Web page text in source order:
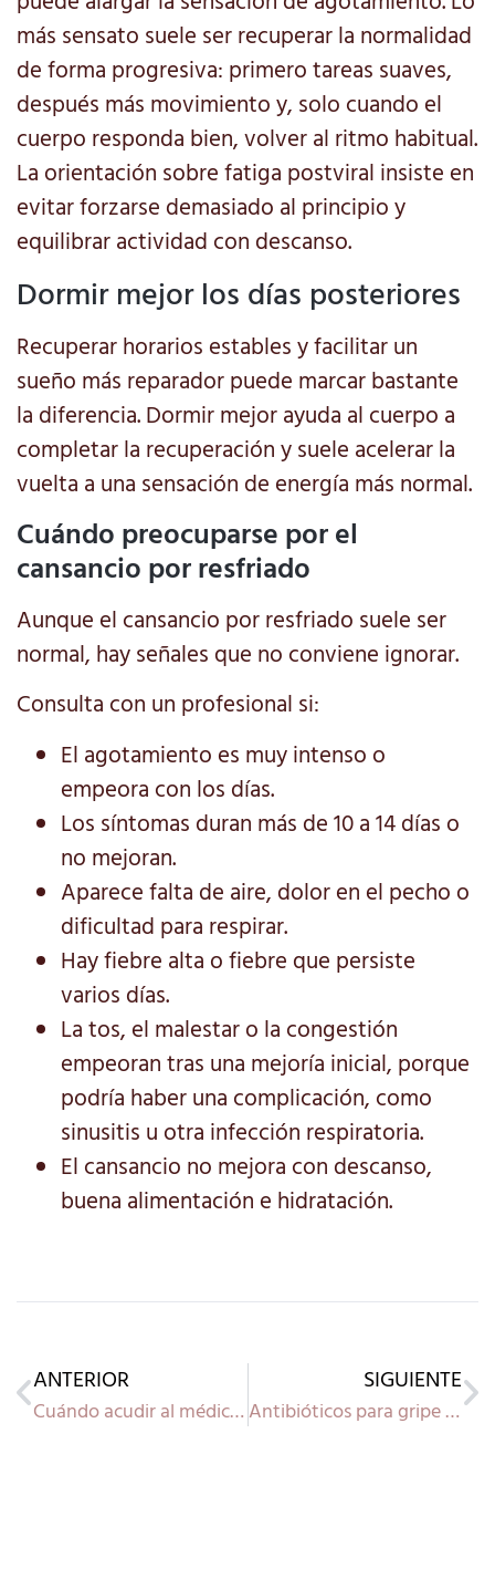
más sensato suele ser recuperar la normalidad
de forma progresiva: primero tareas suaves,
después más movimiento y, solo cuando el
cuerpo responda bien, volver al ritmo habitual.
La orientación sobre fatiga postviral insiste en
evitar forzarse demasiado al principio y
equilibrar actividad con descanso.
Dormir mejor los días posteriores
Recuperar horarios estables y facilitar un
sueño más reparador puede marcar bastante
la diferencia. Dormir mejor ayuda al cuerpo a
completar la recuperación y suele acelerar la
vuelta a una sensación de energía más normal.
Cuándo preocuparse por el
cansancio por resfriado
Aunque el cansancio por resfriado suele ser
normal, hay señales que no conviene ignorar.
Consulta con un profesional si:
El agotamiento es muy intenso o
empeora con los días.
Los síntomas duran más de 10 a 14 días o
no mejoran.
Aparece falta de aire, dolor en el pecho o
dificultad para respirar.
Hay fiebre alta o fiebre que persiste
varios días.
La tos, el malestar o la congestión
empeoran tras una mejoría inicial, porque
podría haber una complicación, como
sinusitis u otra infección respiratoria.
El cansancio no mejora con descanso,
buena alimentación e hidratación.
ANTERIOR
Cuándo acudir al médico por gripe o resfriado
SIGUIENTE
Antibióticos para gripe o resfriado: por qué no siempre son la solución